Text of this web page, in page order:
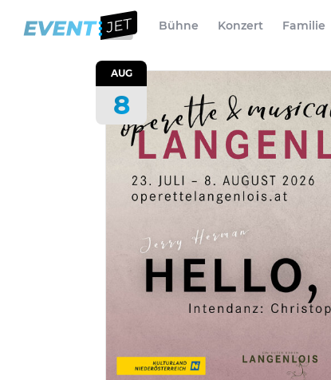
Bühne Konzert Familie
AUG
8